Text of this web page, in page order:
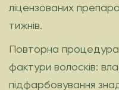
ліцензованих
тижнів.
Повторна процедура
фактури волосків:
підфарбовування